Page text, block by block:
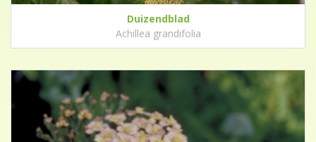
Duizendblad
Achillea grandifolia